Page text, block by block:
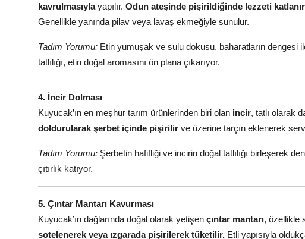
kavrulmasıylayapılır. Odun ateşinde pişirildiğinde lezzeti
Genellikle yanında pilav veya lavaş ekmeğiyle sunulur.
Tadım Yorumu: Etin yumuşak ve sulu dokusu, baharatların dengesi
tatlılığı, etin doğal aromasını ön plana çıkarıyor.
4. İncir Dolması
Kuyucak’ın en meşhur tarım ürünlerinden biri olan incir, tatlı olarak
doldurularak şerbet içinde pişirilir ve üzerine tarçın eklenerek
Tadım Yorumu: Şerbetin hafifliği ve incirin doğal tatlılığı birleşerek
çıtırlık katıyor.
5. Çıntar Mantarı Kavurması
Kuyucak’ın dağlarında doğal olarak yetişen çıntar mantarı, özellikle
sotelenerek veya ızgarada pişirilerek tüketilir. Etli yapısıyla